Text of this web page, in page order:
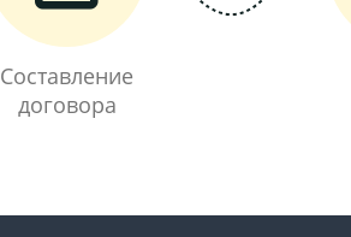
Составление
договора